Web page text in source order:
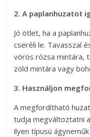
2. A paplanhuzatot
Jó ötlet, ha a
cseréli le. Tavasszal
vörös rózsa mintára,
zöld mintára vagy
3. Használjon
A megfordítható
tudja megváltoztatni
ilyen típusú